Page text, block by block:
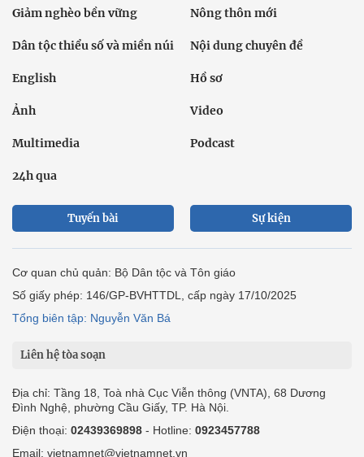
Giảm nghèo bền vững Nông thôn mới
Dân tộc thiểu số và miền núi Nội dung chuyên đề
English Hồ sơ
Ảnh Video
Multimedia Podcast
24h qua
Tuyến bài Sự kiện
Cơ quan chủ quản: Bộ Dân tộc và Tôn giáo
Số giấy phép: 146/GP-BVHTTDL, cấp ngày 17/10/2025
Tổng biên tập: Nguyễn Văn Bá
Liên hệ tòa soạn
Địa chỉ: Tầng 18, Toà nhà Cục Viễn thông (VNTA), 68 Dương
Đình Nghệ, phường Cầu Giấy, TP. Hà Nội.
Điện thoại: 02439369898 - Hotline: 0923457788
Email: vietnamnet@vietnamnet.vn